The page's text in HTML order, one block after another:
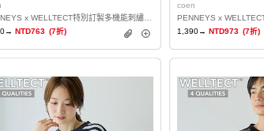
NTD763 (7折)
coen
1,390→ NTD973 (7折)